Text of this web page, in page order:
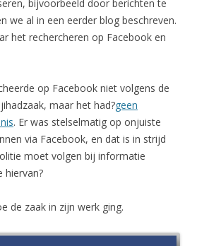
bijvoorbeeld door berichten te
we al in een eerder blog beschreven.
het rechercheren op Facebook en
op Facebook niet volgens de
maar het had?geen
. Er was stelselmatig op onjuiste
via Facebook, en dat is in strijd
moet volgen bij informatie
hiervan?
de zaak in zijn werk ging.